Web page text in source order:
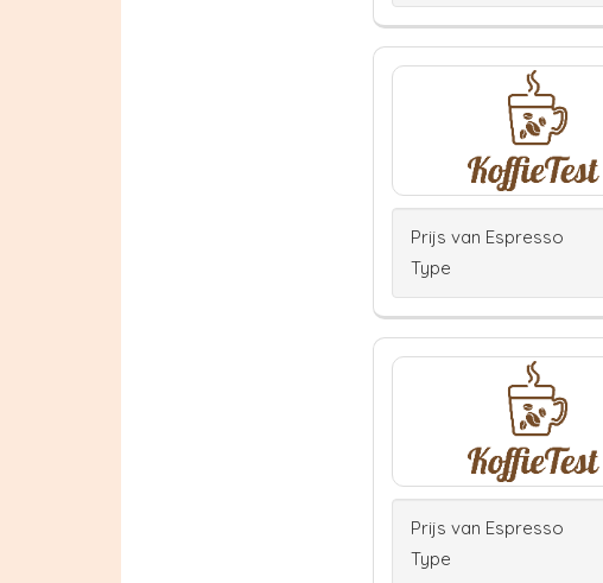
Prijs van Espresso
Type
Prijs van Espresso
Type